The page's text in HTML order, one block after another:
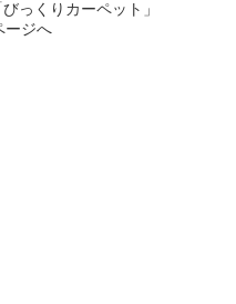
っくりカーペット」